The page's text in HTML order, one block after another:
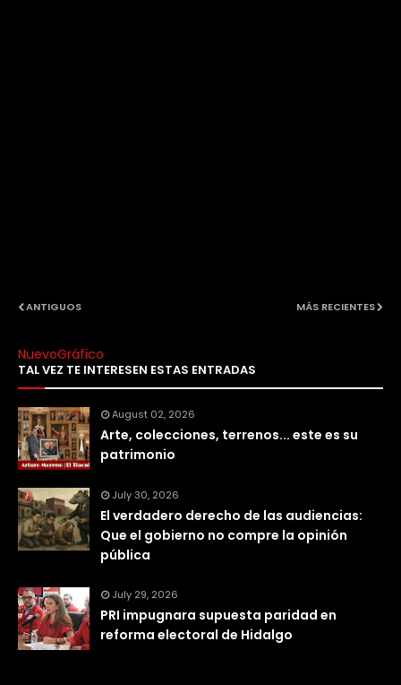
MÁS RECIENTES
ANTIGUOS
NuevoGráfico
TAL VEZ TE INTERESEN ESTAS ENTRADAS
August 02, 2026
Arte, colecciones, terrenos... este es su
patrimonio
July 30, 2026
El verdadero derecho de las audiencias:
Que el gobierno no compre la opinión
pública
July 29, 2026
PRI impugnara supuesta paridad en
reforma electoral de Hidalgo